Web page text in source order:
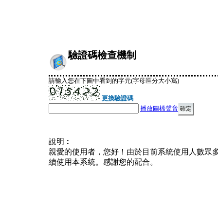
驗證碼檢查機制
請輸入您在下圖中看到的字元(字母區分大小寫)
更換驗證碼
播放圖檔聲音
說明︰
親愛的使用者，您好！由於目前系統使用人數眾
續使用本系統。感謝您的配合。